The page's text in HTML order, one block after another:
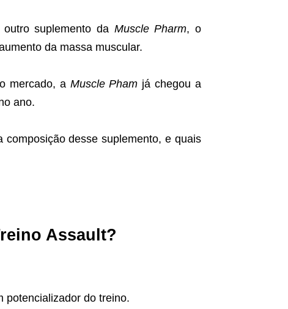
suplemento da Muscle Pharm, o
da massa muscular.
mercado, a Muscle Pham já chegou a
ano.
desse suplemento, e quais
Assault?
potencializador do treino.